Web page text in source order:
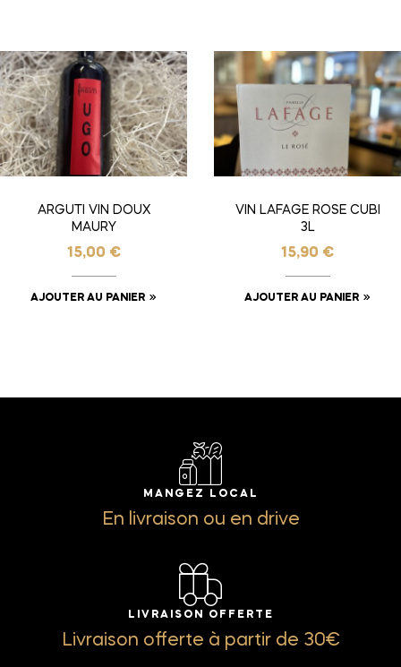
ARGUTI VIN DOUX
MAURY
15,00 €
AJOUTER AU PANIER
VIN LAFAGE ROSE CUBI
3L
15,90 €
AJOUTER AU PANIER
MANGEZ LOCAL
En livraison ou en drive
LIVRAISON OFFERTE
Livraison offerte à partir de 30€